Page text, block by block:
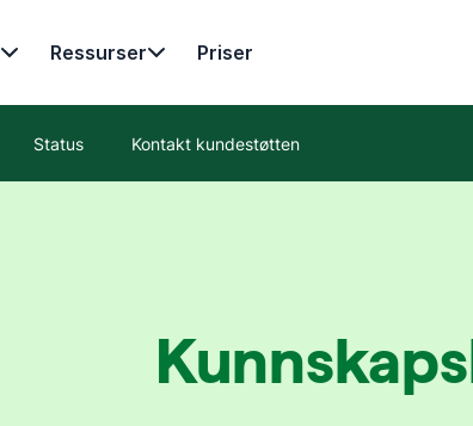
Ressurser Priser
Status Kontakt kundestøtten